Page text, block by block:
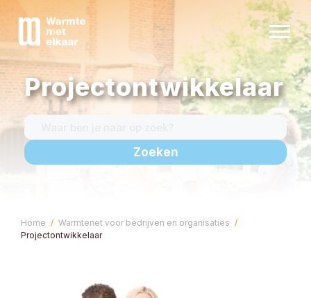
Alles over warmtenetten
Warmtenet in jouw buurt
Nieuws
Contact
Projectontwikkelaar
Home
Warmtenet voor bedrijven en organisaties
Projectontwikkelaar